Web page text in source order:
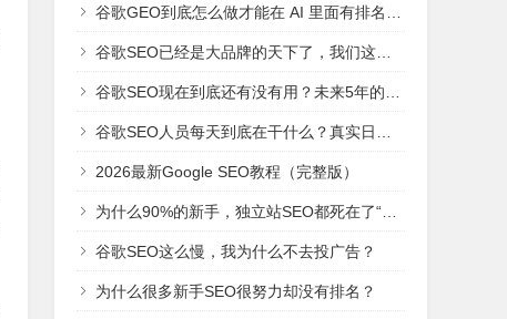
谷歌GEO到底怎么做才能在 AI 里面有排名或者能够被引用？
谷歌SEO已经是大品牌的天下了，我们这些新网站还有机会吗？
谷歌SEO现在到底还有没有用？未来5年的趋势是什么？
谷歌SEO人员每天到底在干什么？真实日常工作！
2026最新Google SEO教程（完整版）
为什么90%的新手，独立站SEO都死在了“建站期”？
谷歌SEO这么慢，我为什么不去投广告？
为什么很多新手SEO很努力却没有排名？